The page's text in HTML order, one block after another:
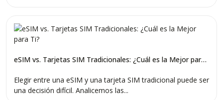
eSIM vs. Tarjetas SIM Tradicionales: ¿Cuál es la Mejor para Ti?
Elegir entre una eSIM y una tarjeta SIM tradicional puede ser
una decisión difícil. Analicemos las...